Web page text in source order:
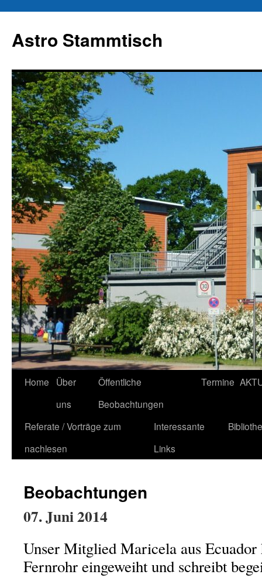
springen
Astro Stammtisch
Home
Über
uns
Öffentliche
Beobachtungen
Termine
Referate / Vorträge zum
nachlesen
Interessante
Links
Beobachtungen
07. Juni 2014
Unser Mitglied Maricela aus Ecuador
Fernrohr eingeweiht und schreibt